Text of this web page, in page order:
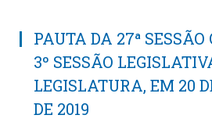
PAUTA DA 27ª
3º SESSÃO
LEGISLATURA, EM 20
DE 2019